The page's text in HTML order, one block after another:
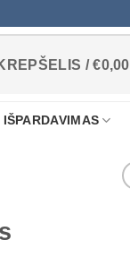
/€0,00
IŠPARDAVIMAS